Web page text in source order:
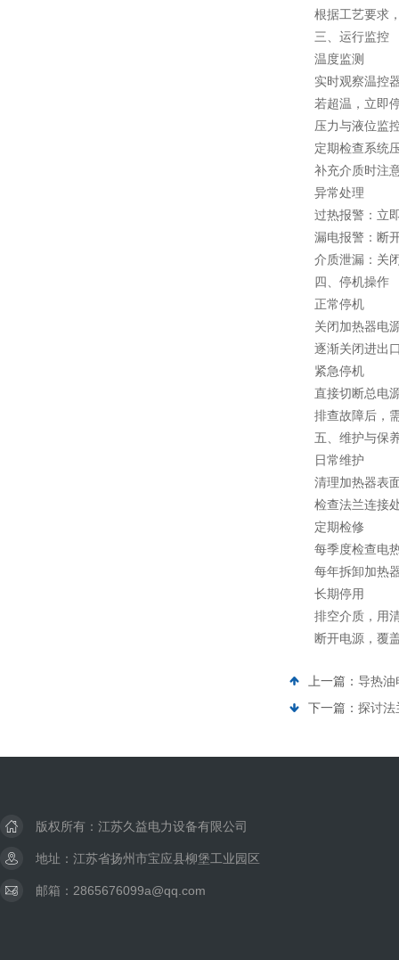
根据工艺要求，
三、运行监控
温度监测
实时观察温控器
若超温，立即停
压力与液位监
定期检查系统压
补充介质时注意
异常处理
过热报警：立即
漏电报警：断开
介质泄漏：关闭
四、停机操作
正常停机
关闭加热器电源
逐渐关闭进出口
紧急停机
直接切断总电源
排查故障后，需
五、维护与保
日常维护
清理加热器表面
检查法兰连接处
定期检修
每季度检查电热
每年拆卸加热器
长期停用
排空介质，用清
断开电源，覆盖
上一篇： 导热油
下一篇： 探讨法
版权所有：江苏久益电力设备有限公司
地址：江苏省扬州市宝应县柳堡工业园区
邮箱：2865676099a@qq.com